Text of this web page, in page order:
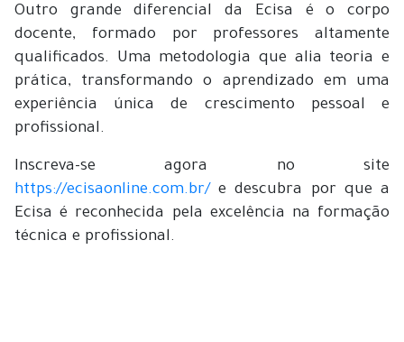
Outro grande diferencial da Ecisa é o corpo
docente, formado por professores altamente
qualificados. Uma metodologia que alia teoria e
prática, transformando o aprendizado em uma
experiência única de crescimento pessoal e
profissional.
Inscreva-se agora no site
https://ecisaonline.com.br/ e descubra por que a
Ecisa é reconhecida pela excelência na formação
técnica e profissional.